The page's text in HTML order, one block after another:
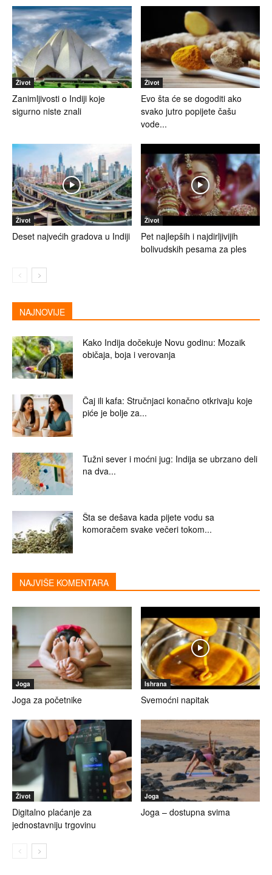
Život
Zanimljivosti o Indiji koje
sigurno niste znali
Život
Evo šta će se dogoditi ako
svako jutro popijete čašu
vode...
Život
Deset najvećih gradova u Indiji
Život
Pet najlepših i najdirljivijih
bolivudskih pesama za ples
NAJNOVIJE
Kako Indija dočekuje Novu godinu: Mozaik
običaja, boja i verovanja
Čaj ili kafa: Stručnjaci konačno otkrivaju koje
piće je bolje za...
Tužni sever i moćni jug: Indija se ubrzano deli
na dva...
Šta se dešava kada pijete vodu sa
komoračem svake večeri tokom...
NAJVIŠE KOMENTARA
Joga
Joga za početnike
Ishrana
Svemoćni napitak
Život
Digitalno plaćanje za
jednostavniju trgovinu
Joga
Joga – dostupna svima